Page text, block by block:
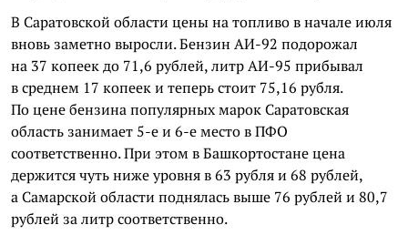
В Саратовской области цены на топливо в начале июля
вновь заметно выросли. Бензин АИ-92 подорожал
на 37 копеек до 71,6 рублей, литр АИ-95 прибывал
в среднем 17 копеек и теперь стоит 75,16 рубля.
По цене бензина популярных марок Саратовская
область занимает 5-е и 6-е место в ПФО
соответственно. При этом в Башкортостане цена
держится чуть ниже уровня в 63 рубля и 68 рублей,
а Самарской области поднялась выше 76 рублей и 80,7
рублей за литр соответственно.